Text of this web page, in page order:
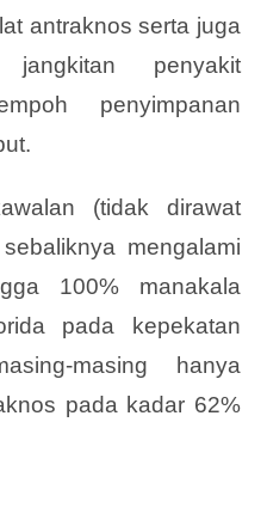
antraknos serta juga
penyakit
penyimpanan
(tidak dirawat
mengalami
100% manakala
pada kepekatan
masing hanya
pada kadar 62%